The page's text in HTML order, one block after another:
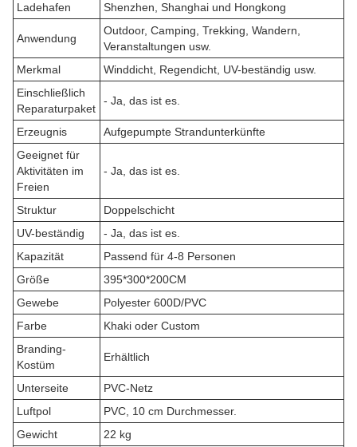
Ladehafen
Shenzhen, Shanghai und Hongkong
Anwendung
Outdoor, Camping, Trekking, Wandern,
Veranstaltungen usw.
Merkmal
Winddicht, Regendicht, UV-beständig usw.
Einschließlich
Reparaturpaket
- Ja, das ist es.
Erzeugnis
Aufgepumpte Strandunterkünfte
Geeignet für
Aktivitäten im
Freien
- Ja, das ist es.
Struktur
Doppelschicht
UV-beständig
- Ja, das ist es.
Kapazität
Passend für 4-8 Personen
Größe
395*300*200CM
Gewebe
Polyester 600D/PVC
Farbe
Khaki oder Custom
Branding-
Kostüm
Erhältlich
Unterseite
PVC-Netz
Luftpol
PVC, 10 cm Durchmesser.
Gewicht
22 kg